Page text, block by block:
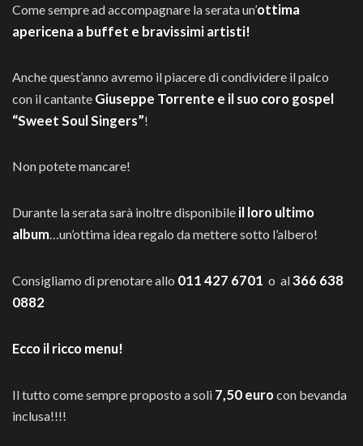
Come sempre ad accompagnare la serata un’ottima
apericena a buffet e bravissimi artisti!
Anche quest’anno avremo il piacere di condividere il palco
con il cantante Giuseppe Torrente e il suo coro gospel
“Sweet Soul Singers”!
Non potete mancare!
Durante la serata sarà inoltre disponibile il loro ultimo
album…un’ottima idea regalo da mettere sotto l’albero!
Consigliamo di prenotare allo 011 427 6701 o al366 638
0882
Ecco il ricco menu!
Il tutto come sempre proposto a soli 7,50 eurocon bevanda
inclusa!!!!